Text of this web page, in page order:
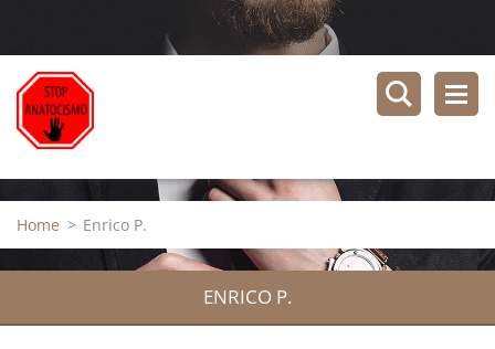
Home > Enrico P.
ENRICO P.